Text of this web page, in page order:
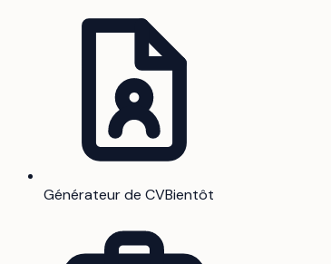
Générateur de CVBientôt